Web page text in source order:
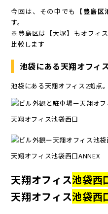
今回は、その中でも
【豊島
す。
※豊島区は【大塚】もオフィ
比較します
池袋にある天翔オフィ
池袋にある天翔オフィス2拠点
天翔オフィス池袋西口
天翔オフィス池袋西口ANNEX
天翔オフィス池袋西
天翔オフィス池袋西